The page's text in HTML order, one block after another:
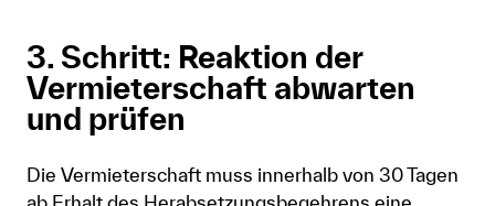
3. Schritt: Reaktion der
Vermieterschaft abwarten
und prüfen
Die Vermieterschaft muss innerhalb von 30 Tagen